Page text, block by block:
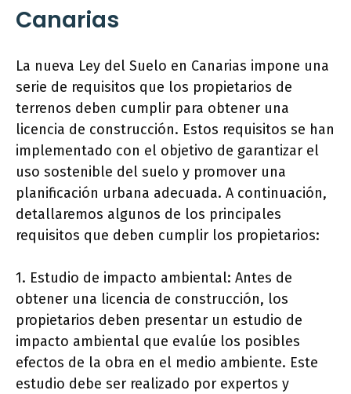
Canarias
La nueva Ley del Suelo en Canarias impone una
serie de requisitos que los propietarios de
terrenos deben cumplir para obtener una
licencia de construcción. Estos requisitos se han
implementado con el objetivo de garantizar el
uso sostenible del suelo y promover una
planificación urbana adecuada. A continuación,
detallaremos algunos de los principales
requisitos que deben cumplir los propietarios:
1. Estudio de impacto ambiental: Antes de
obtener una licencia de construcción, los
propietarios deben presentar un estudio de
impacto ambiental que evalúe los posibles
efectos de la obra en el medio ambiente. Este
estudio debe ser realizado por expertos y